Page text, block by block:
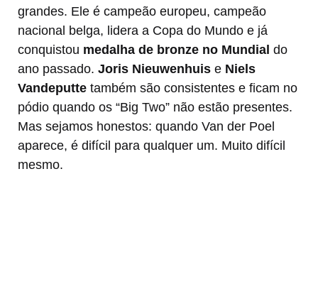
grandes. Ele é campeão europeu, campeão
nacional belga, lidera a Copa do Mundo e já
conquistou medalha de bronze no Mundial do
ano passado. Joris Nieuwenhuis e Niels
Vandeputte também são consistentes e ficam no
pódio quando os “Big Two” não estão presentes.
Mas sejamos honestos: quando Van der Poel
aparece, é difícil para qualquer um. Muito difícil
mesmo.